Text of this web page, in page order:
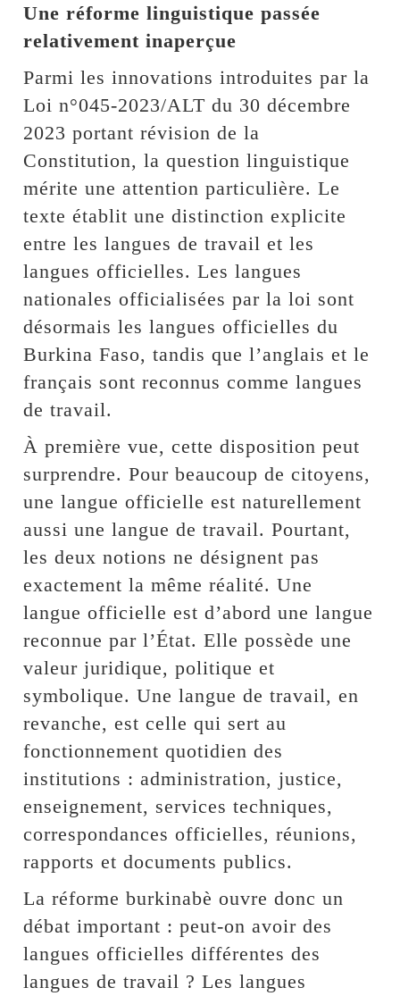
Une réforme linguistique passée
relativement inaperçue
Parmi les innovations introduites par la
Loi n°045-2023/ALT du 30 décembre
2023 portant révision de la
Constitution, la question linguistique
mérite une attention particulière. Le
texte établit une distinction explicite
entre les langues de travail et les
langues officielles. Les langues
nationales officialisées par la loi sont
désormais les langues officielles du
Burkina Faso, tandis que l’anglais et le
français sont reconnus comme langues
de travail.
À première vue, cette disposition peut
surprendre. Pour beaucoup de citoyens,
une langue officielle est naturellement
aussi une langue de travail. Pourtant,
les deux notions ne désignent pas
exactement la même réalité. Une
langue officielle est d’abord une langue
reconnue par l’État. Elle possède une
valeur juridique, politique et
symbolique. Une langue de travail, en
revanche, est celle qui sert au
fonctionnement quotidien des
institutions : administration, justice,
enseignement, services techniques,
correspondances officielles, réunions,
rapports et documents publics.
La réforme burkinabè ouvre donc un
débat important : peut-on avoir des
langues officielles différentes des
langues de travail ? Les langues